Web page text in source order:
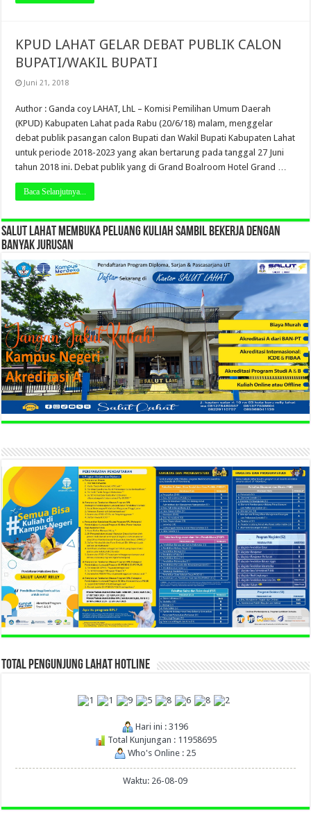
KPUD LAHAT GELAR DEBAT PUBLIK CALON
BUPATI/WAKIL BUPATI
Juni 21, 2018
Author : Ganda coy LAHAT, LhL – Komisi Pemilihan Umum Daerah
(KPUD) Kabupaten Lahat pada Rabu (20/6/18) malam, menggelar
debat publik pasangan calon Bupati dan Wakil Bupati Kabupaten Lahat
untuk periode 2018-2023 yang akan bertarung pada tanggal 27 Juni
tahun 2018 ini. Debat publik yang di Grand Boalroom Hotel Grand …
Baca Selanjutnya...
SALUT LAHAT MEMBUKA PELUANG KULIAH SAMBIL BEKERJA DENGAN
BANYAK JURUSAN
TOTAL PENGUNJUNG LAHAT HOTLINE
Hari ini : 3196
Total Kunjungan : 11958695
Who's Online : 25
Waktu: 26-08-09